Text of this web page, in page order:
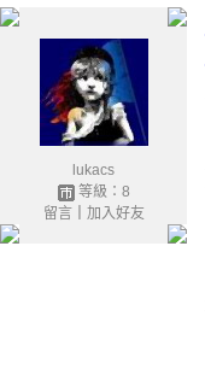
lukacs
等級：8
留言｜ 加入好友